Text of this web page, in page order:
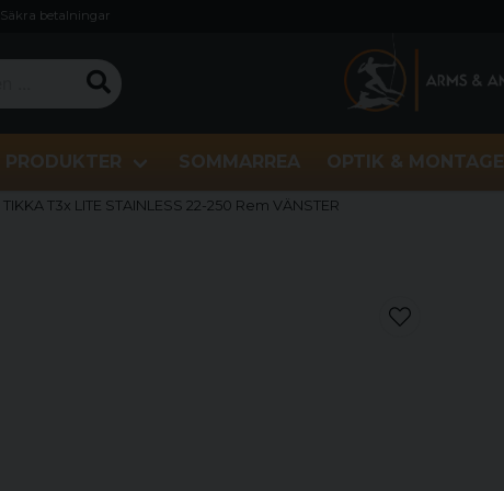
Säkra betalningar
PRODUKTER SOMMARREA OPTIK & MONTAGE
TIKKA T3x LITE STAINLESS 22-250 Rem VÄNSTER